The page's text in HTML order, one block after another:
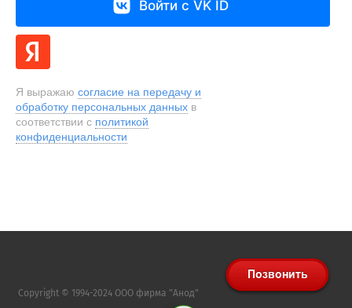
Войти с VK ID
Я выражаю согласие на передачу и
обработку персональных данных в
соответствии с политикой
конфиденциальности
Copyright © 1994-2024 ООО фирма "Анод"